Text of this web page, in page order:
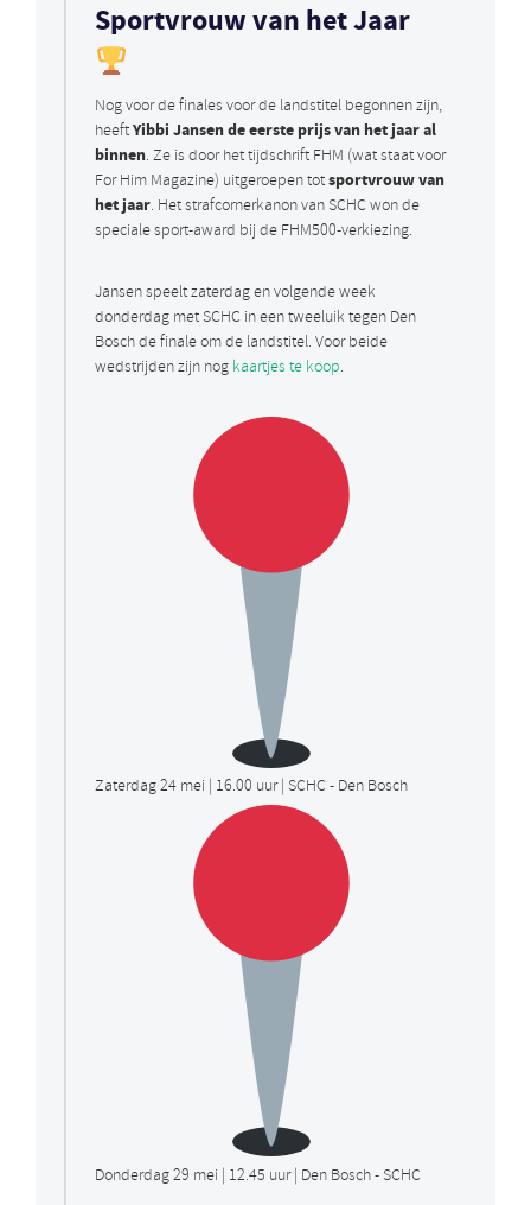
Sportvrouw van het Jaar
Nog voor de finales voor de landstitel begonnen zijn,
heeftYibbi Jansen de eerste prijs van het jaar al
binnen. Ze is door het tijdschrift FHM (wat staat voor
For Him Magazine) uitgeroepen totsportvrouw van
het jaar. Het strafcornerkanon van SCHC won de
speciale sport-award bij de FHM500-verkiezing.
Jansen speelt zaterdag en volgende week
donderdag met SCHC in een tweeluik tegen Den
Bosch de finale om de landstitel. Voor beide
wedstrijden zijn nog kaartjes te koop.
Zaterdag 24 mei | 16.00 uur | SCHC - Den Bosch
Donderdag 29 mei | 12.45 uur | Den Bosch - SCHC